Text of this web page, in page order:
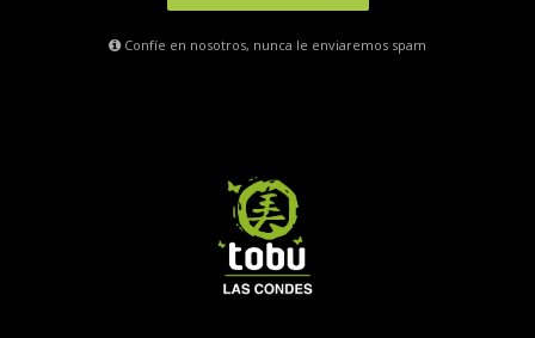
Confíe en nosotros, nunca le enviaremos spam